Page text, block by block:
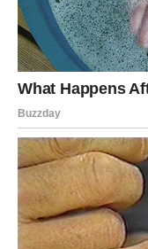
Sa onim delom sebe
vremena, a ne da
jer vam više nije
Ova unutrašnja
Vi se osećate lakše,
baš tada život
skladu sa vama.
KARMIČKA